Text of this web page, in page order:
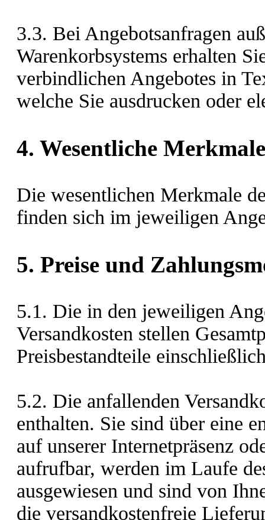
3.3. Bei Angebotsanfragen
Warenkorbsystems erhalten
verbindlichen Angebotes in
welche Sie ausdrucken oder
4. Wesentliche
Die wesentlichen Merkmale
finden sich im jeweiligen
5. Preise und
5.1. Die in den jeweiligen
Versandkosten stellen
Preisbestandteile
5.2. Die anfallenden
enthalten. Sie sind über eine
auf unserer Internetpräsenz
aufrufbar, werden im Laufe
ausgewiesen und sind von
die versandkostenfreie